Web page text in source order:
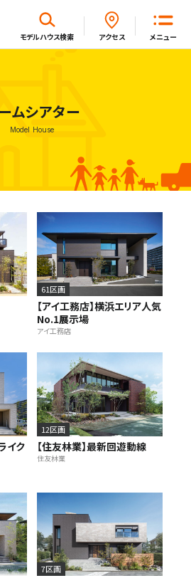
メニュー
モデルハウス検索 アクセス
ムシアター
Model House
61区画
【アイ工務店】横浜エリア人気
No.1展示場
アイ工務店
イク
12区画
【住友林業】最新回遊動線
住友林業
7区画
閉じる
ンペーン一覧
案内
録数